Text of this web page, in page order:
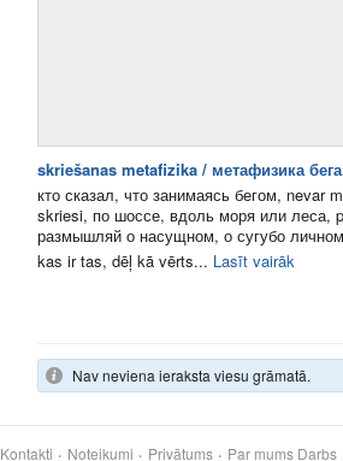
skriešanas metafizika / метафизика
кто сказал, что занимаясь бегом, nevar
skriesi, по шоссе, вдоль моря или леса,
размышляй о насущном, о сугубо
kas ir tas, dēļ kā vērts... Lasīt vairāk
Nav neviena ieraksta viesu grāmatā.
Kontakti Noteikumi Privātums Par mums Darbs